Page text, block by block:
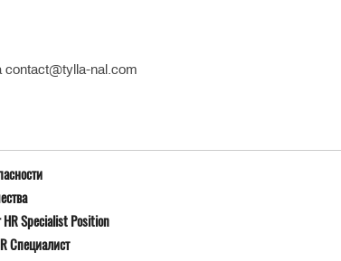
contact@tylla-nal.com
Specialist Position
Специалист